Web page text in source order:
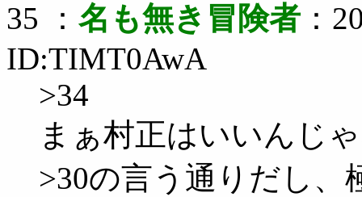
35 ： 名も無き冒険者 ：
ID:TIMT0AwA
>34
まぁ村正はいいんじ
>30の言う通りだし